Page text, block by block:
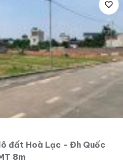
đất Hoà Lạc - Đh Quốc
8m